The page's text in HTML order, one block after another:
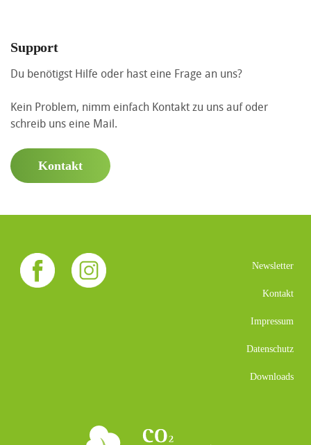
Support
Du benötigst Hilfe oder hast eine Frage an uns?
Kein Problem, nimm einfach Kontakt zu uns auf oder
schreib uns eine Mail.
Kontakt
Newsletter
Kontakt
Impressum
Datenschutz
Downloads